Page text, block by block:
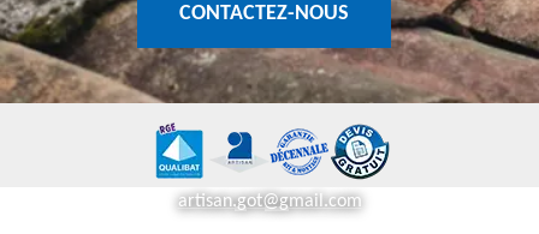
CONTACTEZ-NOUS
artisan.got@gmail.com